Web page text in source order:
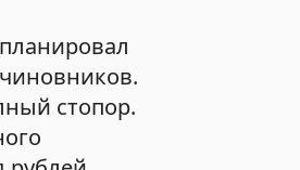
стопор.